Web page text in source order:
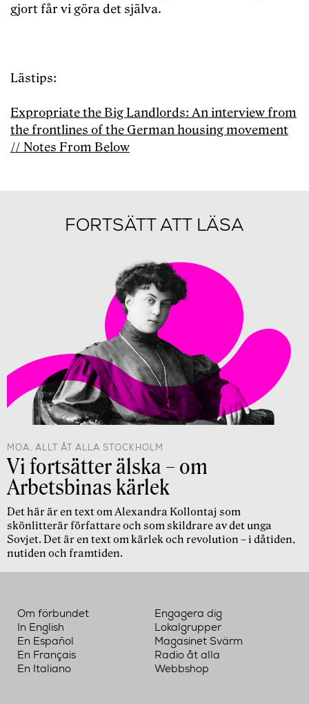
gjort får vi göra det själva.
Lästips:
Expropriate the Big Landlords: An interview from
the frontlines of the German housing movement
// Notes From Below
FORTSÄTT ATT LÄSA
MOA, ALLT ÅT ALLA STOCKHOLM
Vi fortsätter älska – om
Arbetsbinas kärlek
Det här är en text om Alexandra Kollontaj som
skönlitterär författare och som skildrare av det unga
Sovjet. Det är en text om kärlek och revolution – i dåtiden,
nutiden och framtiden.
Om förbundet
In English
En Español
En Français
En Italiano
Engagera dig
Lokalgrupper
Magasinet Svärm
Radio åt alla
Webbshop